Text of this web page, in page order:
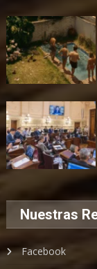
Nuestras
Facebook